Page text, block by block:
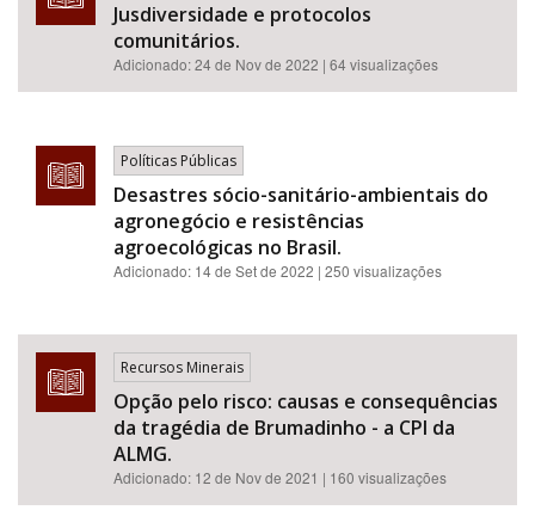
Jusdiversidade e protocolos
comunitários.
Adicionado:24 de Nov de 2022 | 64 visualizações
Políticas Públicas
Desastres sócio-sanitário-ambientais do
agronegócio e resistências
agroecológicas no Brasil.
Adicionado: 14 de Set de 2022 | 250 visualizações
Recursos Minerais
Opção pelo risco: causas e consequências
da tragédia de Brumadinho - a CPI da
ALMG.
Adicionado: 12 de Nov de 2021 | 160 visualizações